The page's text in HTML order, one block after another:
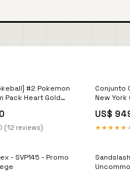
#2 Pokemon
Pack Heart Gold
(12 reviews)
Conjunto
New York
US$
★★★★★
- SVP145 - Promo